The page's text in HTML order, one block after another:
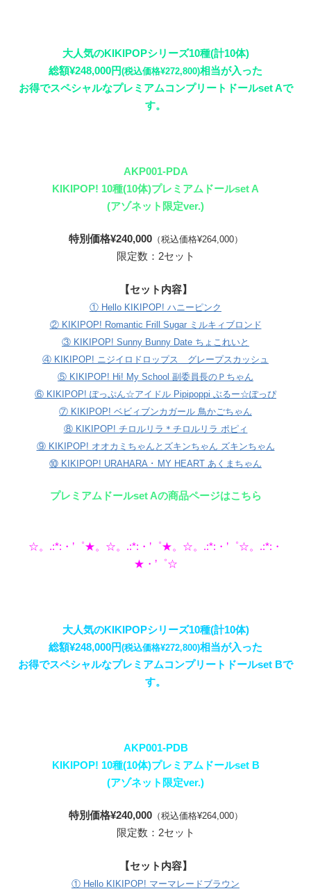
大人気のKIKIPOPシリーズ10種(計10体)
総額¥248,000円(税込価格¥272,800)相当が入った
お得でスペシャルなプレミアムコンプリートドールset Aで
す。
AKP001-PDA
KIKIPOP! 10種(10体)プレミアムドールset A
(アゾネット限定ver.)
特別価格¥240,000（税込価格¥264,000）
限定数：2セット
【セット内容】
① Hello KIKIPOP! ハニーピンク
② KIKIPOP! Romantic Frill Sugar ミルキィブロンド
③ KIKIPOP! Sunny Bunny Date ちょこれいと
④ KIKIPOP! ニジイロドロップス グレープスカッシュ
⑤ KIKIPOP! Hi! My School 副委員長のＰちゃん
⑥ KIKIPOP! ぽっぷん☆アイドル Pipipoppi ぶるー☆ぽっぴ
⑦ KIKIPOP! ベビィブンカガール 鳥かごちゃん
⑧ KIKIPOP! チロルリラ＊チロルリラ ポピィ
⑨ KIKIPOP! オオカミちゃんとズキンちゃん ズキンちゃん
⑩ KIKIPOP! URAHARA ･ MY HEART あくまちゃん
プレミアムドールset Aの商品ページはこちら
☆。.:*:・’゜★。☆。.:*:・’゜★。☆。.:*:・’゜☆。.:*:・
★・’゜☆
大人気のKIKIPOPシリーズ10種(計10体)
総額¥248,000円(税込価格¥272,800)相当が入った
お得でスペシャルなプレミアムコンプリートドールset Bで
す。
AKP001-PDB
KIKIPOP! 10種(10体)プレミアムドールset B
(アゾネット限定ver.)
特別価格¥240,000（税込価格¥264,000）
限定数：2セット
【セット内容】
① Hello KIKIPOP! マーマレードブラウン